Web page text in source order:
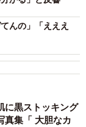
んの」「えええ
黒ストッキング
集「 大胆なカ